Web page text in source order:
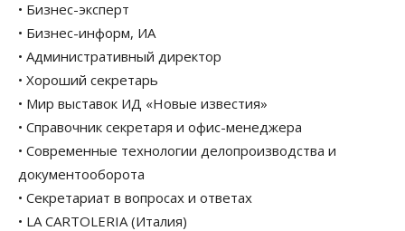
• Бизнес-эксперт
• Бизнес-информ, ИА
• Административный директор
• Хороший секретарь
• Мир выставок ИД «Новые известия»
• Справочник секретаря и офис-менеджера
• Современные технологии делопроизводства и
документооборота
• Секретариат в вопросах и ответах
• LA CARTOLERIA (Италия)